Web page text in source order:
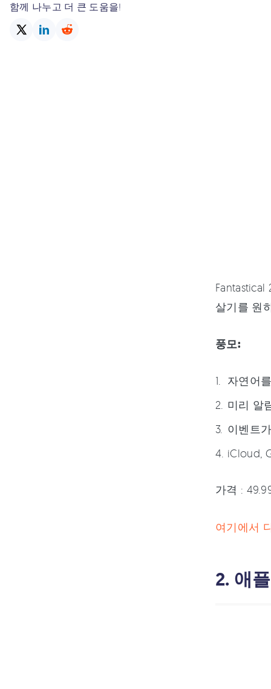
함께 나누고 더 큰 도움을!
살기를 원
풍모:
자연어
미리 알
이벤트
iCloud,
가격 :
여기에서
2. 애